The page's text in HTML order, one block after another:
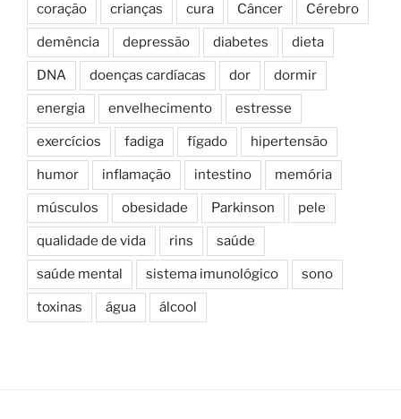
coração crianças cura Câncer Cérebro
demência depressão diabetes dieta
DNA doenças cardíacas dor dormir
energia envelhecimento estresse
exercícios fadiga fígado hipertensão
humor inflamação intestino memória
músculos obesidade Parkinson pele
qualidade de vida rins saúde
saúde mental sistema imunológico sono
toxinas água álcool